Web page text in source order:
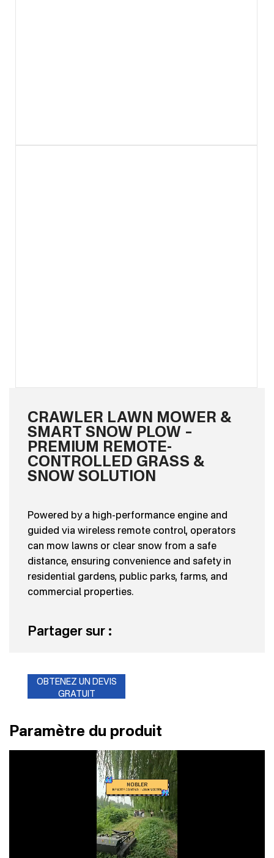
CRAWLER LAWN MOWER &
SMART SNOW PLOW –
PREMIUM REMOTE-
CONTROLLED GRASS &
SNOW SOLUTION
Powered by a high-performance engine and
guided via wireless remote control, operators
can mow lawns or clear snow from a safe
distance, ensuring convenience and safety in
residential gardens, public parks, farms, and
commercial properties.
Partager sur :
OBTENEZ UN DEVIS
GRATUIT
Paramètre du produit